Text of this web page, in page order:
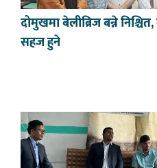
दोमुखमा बेलीब्रिज बन्ने
सहज हुने